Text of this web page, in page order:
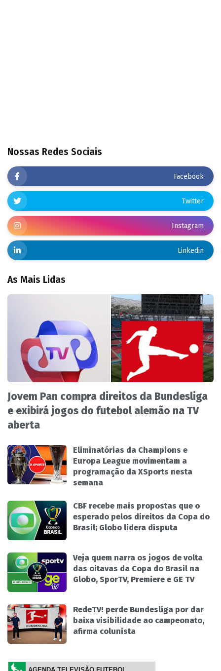
Nossas Redes Sociais
Facebook
Twitter
Instagram
Linkedin
As Mais Lidas
Jovem Pan compra direitos da Bundesliga
e exibirá jogos do futebol alemão na TV
aberta
Eliminatórias da Champions e
Europa League movimentam a
programação da XSports nesta
semana
CBF recebe mais propostas que o
esperado pelos direitos da Copa do
Brasil; Globo lidera disputa
Veja quem narra os jogos de volta
das oitavas da Copa do Brasil na
Globo, SporTV, Premiere e GE TV
RedeTV! perde Bundesliga por dar
baixa visibilidade ao campeonato,
afirma colunista